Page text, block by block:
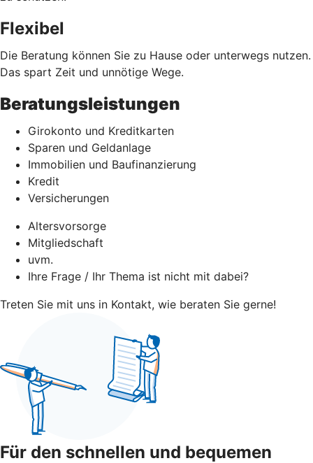
Flexibel
Die Beratung können Sie zu Hause oder unterwegs nutzen.
Das spart Zeit und unnötige Wege.
Beratungsleistungen
Girokonto und Kreditkarten
Sparen und Geldanlage
Immobilien und Baufinanzierung
Kredit
Versicherungen
Altersvorsorge
Mitgliedschaft
uvm.
Ihre Frage / Ihr Thema ist nicht mit dabei?
Treten Sie mit uns in Kontakt, wie beraten Sie gerne!
Für den schnellen und bequemen